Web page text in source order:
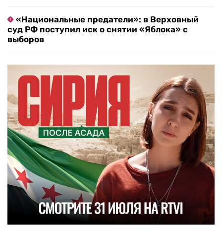
«Национальные предатели»: в Верховный
суд РФ поступил иск о снятии «Яблока» с
выборов